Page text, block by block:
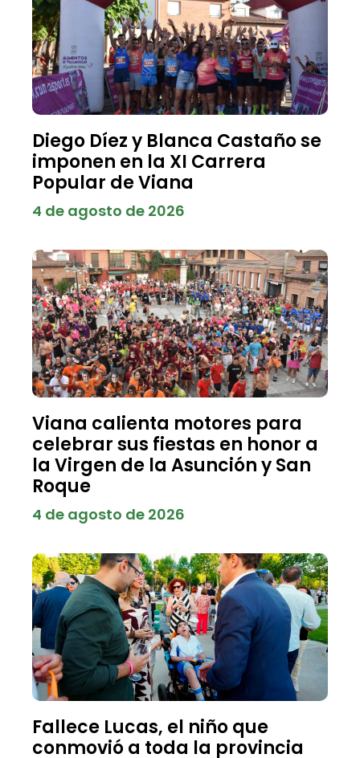
Diego Díez y Blanca Castaño se
imponen en la XI Carrera
Popular de Viana
4 de agosto de 2026
Viana calienta motores para
celebrar sus fiestas en honor a
la Virgen de la Asunción y San
Roque
4 de agosto de 2026
Fallece Lucas, el niño que
conmovió a toda la provincia